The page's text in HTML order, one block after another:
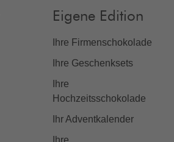
Eigene Edition
Ihre Firmenschokolade
Ihre Geschenksets
Ihre
Hochzeitsschokolade
Ihr Adventkalender